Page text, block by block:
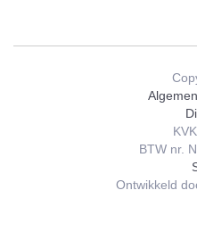
BTW nr.
Ontwikkeld